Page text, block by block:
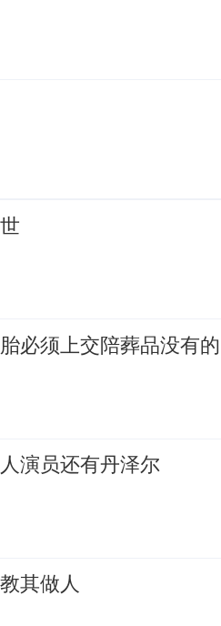
必须上交陪葬品没有的
演员还有丹泽尔
其做人